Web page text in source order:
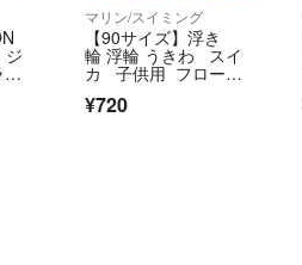
ジ
マリン/スイミング
【90サイズ】浮き
輪 浮輪 うきわ スイ
カ 子供用 フロー
¥720